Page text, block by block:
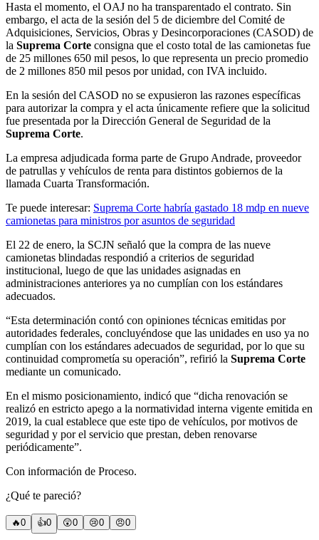
Hasta el momento, el OAJ no ha transparentado el contrato. Sin
embargo, el acta de la sesión del 5 de diciembre del Comité de
Adquisiciones, Servicios, Obras y Desincorporaciones (CASOD) de
la Suprema Corte consigna que el costo total de las camionetas fue
de 25 millones 650 mil pesos, lo que representa un precio promedio
de 2 millones 850 mil pesos por unidad, con IVA incluido.
En la sesión del CASOD no se expusieron las razones específicas
para autorizar la compra y el acta únicamente refiere que la solicitud
fue presentada por la Dirección General de Seguridad de la
Suprema Corte.
La empresa adjudicada forma parte de Grupo Andrade, proveedor
de patrullas y vehículos de renta para distintos gobiernos de la
llamada Cuarta Transformación.
Te puede interesar: Suprema Corte habría gastado 18 mdp en nueve
camionetas para ministros por asuntos de seguridad
El 22 de enero, la SCJN señaló que la compra de las nueve
camionetas blindadas respondió a criterios de seguridad
institucional, luego de que las unidades asignadas en
administraciones anteriores ya no cumplían con los estándares
adecuados.
“Esta determinación contó con opiniones técnicas emitidas por
autoridades federales, concluyéndose que las unidades en uso ya no
cumplían con los estándares adecuados de seguridad, por lo que su
continuidad comprometía su operación”, refirió la Suprema Corte
mediante un comunicado.
En el mismo posicionamiento, indicó que “dicha renovación se
realizó en estricto apego a la normatividad interna vigente emitida en
2019, la cual establece que este tipo de vehículos, por motivos de
seguridad y por el servicio que prestan, deben renovarse
periódicamente”.
Con información de Proceso.
¿Qué te pareció?
🔥0 👍0 😲0 😢0 😠0